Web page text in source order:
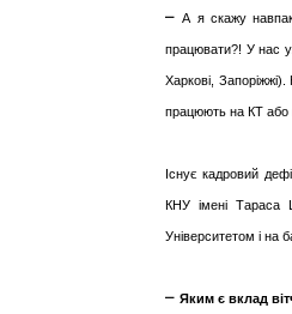
–А я скажу
працювати?! У нас
Харкові, Запоріжжі).
працюють на КТ або
Існує кадровий
КНУ імені Тараса
Університетом і на
– Яким є вклад